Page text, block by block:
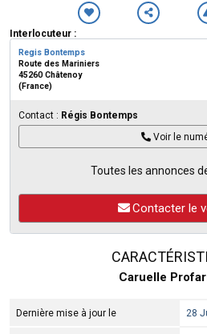
Interlocuteur :
Regis Bontemps
Route des Mariniers
45260 Châtenoy
(France)
Contact : Régis Bontemps
Voir le
Toutes les annonces
Contacter le
Caruelle
Dernière mise à jour le 28